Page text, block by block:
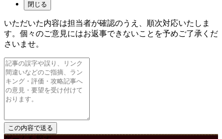
閉じる
いただいた内容は担当者が確認のうえ、順次対応いたしま
す。個々のご意見にはお返事できないことを予めご了承くだ
さいませ。